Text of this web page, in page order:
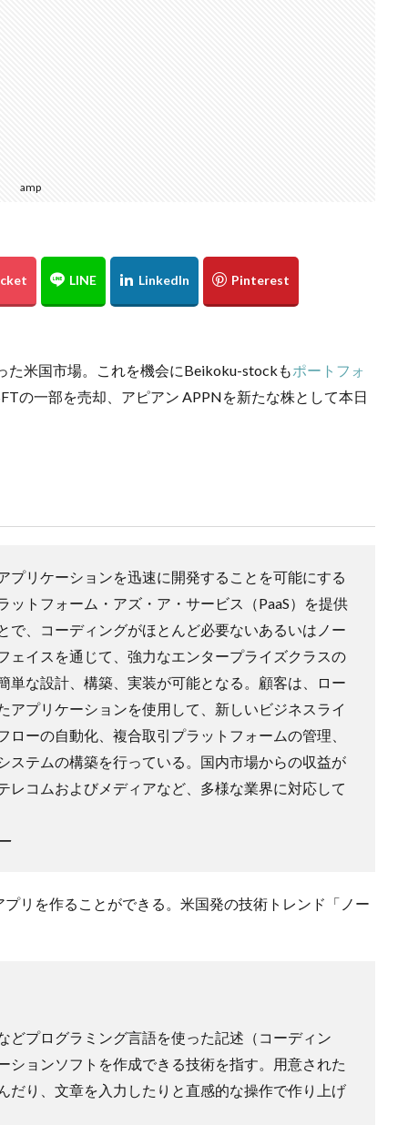
amp
た米国市場。これを機会にBeikoku-stockもポートフォ
の一部を売却、アピアン APPNを新たな株として本日
プリケーションを迅速に開発することを可能にする
トフォーム・アズ・ア・サービス（PaaS）を提供
で、コーディングがほとんど必要ないあるいはノー
ェイスを通じて、強力なエンタープライズクラスの
単な設計、構築、実装が可能となる。顧客は、ロー
アプリケーションを使用して、新しいビジネスライ
ーの自動化、複合取引プラットフォームの管理、
ステムの構築を行っている。国内市場からの収益が
レコムおよびメディアなど、多様な業界に対応して
リを作ることができる。米国発の技術トレンド「ノー
どプログラミング言語を使った記述（コーディン
ションソフトを作成できる技術を指す。用意された
だり、文章を入力したりと直感的な操作で作り上げ